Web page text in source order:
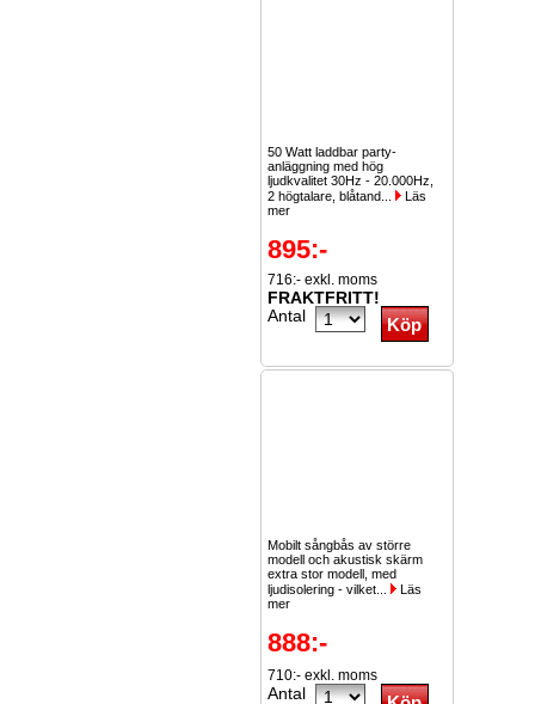
50 Watt laddbar party-
anläggning med hög
ljudkvalitet 30Hz - 20.000Hz,
2 högtalare, blåtand...
Läs
mer
895:-
716:- exkl. moms
FRAKTFRITT!
Antal
Mobilt sångbås av större
modell och akustisk skärm
extra stor modell, med
ljudisolering - vilket...
Läs
mer
888:-
710:- exkl. moms
Antal